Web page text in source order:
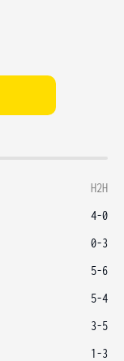
H2H
4-0
0-3
5-6
5-4
3-5
1-3